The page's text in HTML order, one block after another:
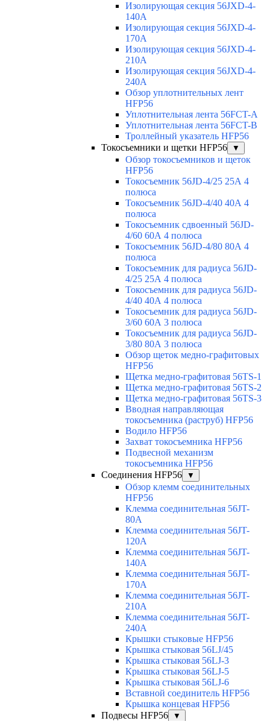
Изолирующая секция 56JXD-4-
140A
Изолирующая секция 56JXD-4-
170A
Изолирующая секция 56JXD-4-
210A
Изолирующая секция 56JXD-4-
240A
Обзор уплотнительных лент
HFP56
Уплотнительная лента 56FCT-A
Уплотнительная лента 56FCT-B
Троллейный указатель HFP56
Токосъемники и щетки HFP56
▼
Обзор токосъемников и щеток
HFP56
Токосъемник 56JD-4/25 25А 4
полюса
Токосъемник 56JD-4/40 40А 4
полюса
Токосъемник сдвоенный 56JD-
4/60 60А 4 полюса
Токосъемник 56JD-4/80 80А 4
полюса
Токосъемник для радиуса 56JD-
4/25 25А 4 полюса
Токосъемник для радиуса 56JD-
4/40 40А 4 полюса
Токосъемник для радиуса 56JD-
3/60 60А 3 полюса
Токосъемник для радиуса 56JD-
3/80 80А 3 полюса
Обзор щеток медно-графитовых
HFP56
Щетка медно-графитовая 56TS-1
Щетка медно-графитовая 56TS-2
Щетка медно-графитовая 56TS-3
Вводная направляющая
токосъемника (раструб) HFP56
Водило HFP56
Захват токосъемника HFP56
Подвесной механизм
токосъемника HFP56
Соединения HFP56
▼
Обзор клемм соединительных
HFP56
Клемма соединительная 56JT-
80A
Клемма соединительная 56JT-
120A
Клемма соединительная 56JT-
140A
Клемма соединительная 56JT-
170A
Клемма соединительная 56JT-
210A
Клемма соединительная 56JT-
240A
Крышки стыковые HFP56
Крышка стыковая 56LJ/45
Крышка стыковая 56LJ-3
Крышка стыковая 56LJ-5
Крышка стыковая 56LJ-6
Вставной соединитель HFP56
Крышка концевая HFP56
Подвесы HFP56
▼